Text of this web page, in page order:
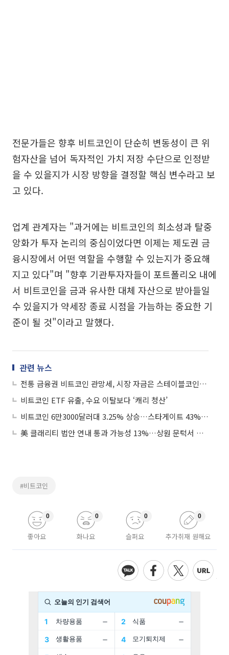
전문가들은 향후 비트코인이 단순히 변동성이 큰 위
험자산을 넘어 독자적인 가치 저장 수단으로 인정받
을 수 있을지가 시장 방향을 결정할 핵심 변수라고 보
고 있다.
업계 관계자는 "과거에는 비트코인의 희소성과 탈중
앙화가 투자 논리의 중심이었다면 이제는 제도권 금
융시장에서 어떤 역할을 수행할 수 있는지가 중요해
지고 있다"며 "향후 기관투자자들이 포트폴리오 내에
서 비트코인을 금과 유사한 대체 자산으로 받아들일
수 있을지가 약세장 종료 시점을 가늠하는 중요한 기
준이 될 것"이라고 말했다.
관련 뉴스
전통 금융권 비트코인 관망세, 시장 자금은 스테이블코인으로
비트코인 ETF 유출, 수요 이탈보다 ‘캐리 청산’
비트코인 6만3000달러대 3.25% 상승…스타게이트 43% 급등
美 클래리티 법안 연내 통과 가능성 13%…상원 문턱서 제동
#비트코인
좋아요
0
화나요
0
슬퍼요
0
추가취재 원해요
0